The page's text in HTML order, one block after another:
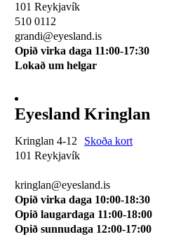
101 Reykjavík
510 0112
grandi@eyesland.is
Opið virka daga 11:00-17:30
Lokað um helgar
Eyesland Kringlan
Kringlan 4-12
Skoða kort
101 Reykjavík
kringlan@eyesland.is
Opið virka daga 10:00-18:30
Opið laugardaga 11:00-18:00
Opið sunnudaga 12:00-17:00